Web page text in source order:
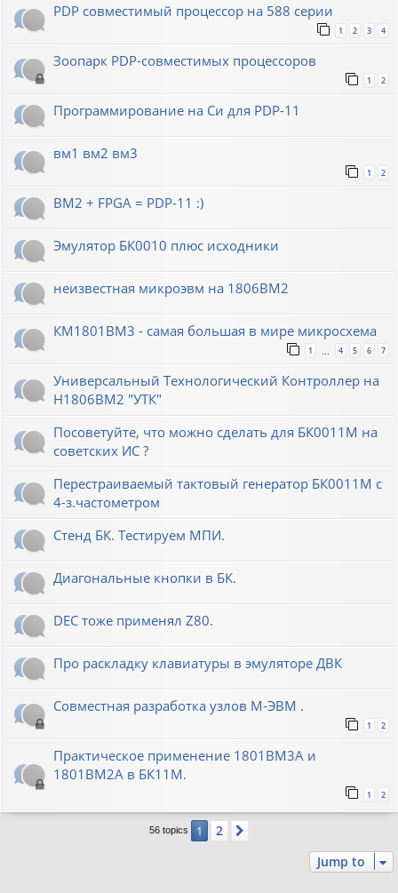
PDP совместимый процессор на 588 серии
1 2 3 4
Зоопарк PDP-совместимых процессоров
1 2
Программирование на Си для PDP-11
вм1 вм2 вм3
1 2
ВМ2 + FPGA = PDP-11 :)
Эмулятор БК0010 плюс исходники
неизвестная микроэвм на 1806ВМ2
КМ1801ВМ3 - самая большая в мире микросхема
1 … 4 5 6 7
Универсальный Технологический Контроллер на
Н1806ВМ2 "УТК"
Посоветуйте, что можно сделать для БК0011М на
советских ИС ?
Перестраиваемый тактовый генератор БК0011М с
4-з.частометром
Стенд БК. Тестируем МПИ.
Диагональные кнопки в БК.
DEC тоже применял Z80.
Про раскладку клавиатуры в эмуляторе ДВК
Совместная разработка узлов М-ЭВМ .
1 2
Практическое применение 1801ВМ3А и
1801ВМ2А в БК11М.
1 2
56 topics 1 2
Jump to